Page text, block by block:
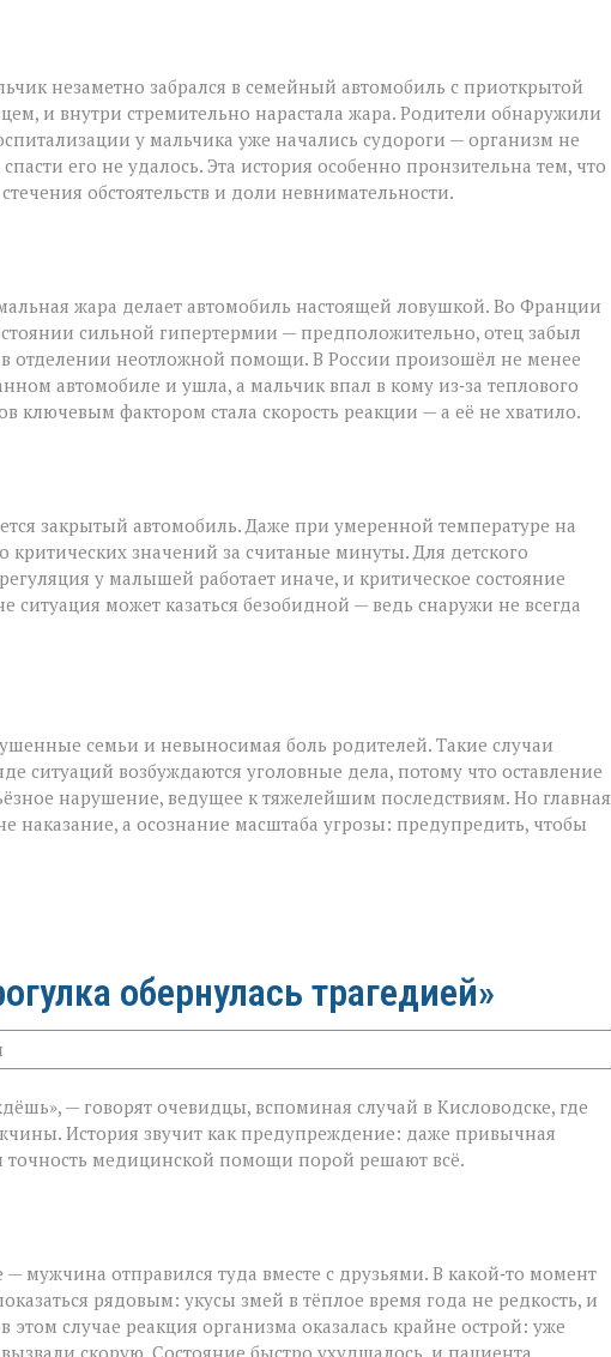
незаметно забрался в семейный автомобиль с приоткрытой
и внутри стремительно нарастала жара. Родители обнаружили
у мальчика уже начались судороги — организм не
его не удалось. Эта история особенно пронзительна тем, что
обстоятельств и доли невнимательности.
жара делает автомобиль настоящей ловушкой. Во Франции
сильной гипертермии — предположительно, отец забыл
в отделении неотложной помощи. В России произошёл не менее
автомобиле и ушла, а мальчик впал в кому из‑за теплового
ключевым фактором стала скорость реакции — а её не хватило.
закрытый автомобиль. Даже при умеренной температуре на
значений за считаные минуты. Для детского
у малышей работает иначе, и критическое состояние
ситуация может казаться безобидной — ведь снаружи не всегда
семьи и невыносимая боль родителей. Такие случаи
ситуаций возбуждаются уголовные дела, потому что оставление
нарушение, ведущее к тяжелейшим последствиям. Но главная
наказание, а осознание масштаба угрозы: предупредить, чтобы
обернулась трагедией»
— говорят очевидцы, вспоминая случай в Кисловодске, где
История звучит как предупреждение: даже привычная
точность медицинской помощи порой решают всё.
мужчина отправился туда вместе с друзьями. В какой‑то момент
рядовым: укусы змей в тёплое время года не редкость, и
случае реакция организма оказалась крайне острой: уже